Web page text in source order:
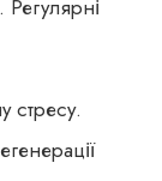
стресу.